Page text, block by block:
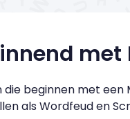
met
beginnen met een
als Wordfeud en